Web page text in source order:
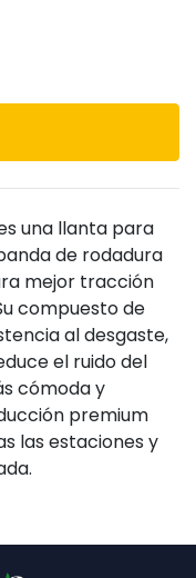
una llanta para
de rodadura
mejor tracción
compuesto de
al desgaste,
el ruido del
cómoda y
premium
las estaciones y